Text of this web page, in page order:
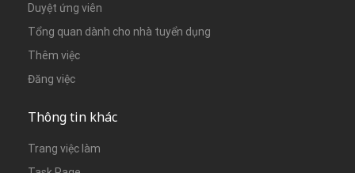
Duyệt ứng viên
Tổng quan dành cho nhà tuyển dụng
Thêm việc
Đăng việc
Thông tin khác
Trang việc làm